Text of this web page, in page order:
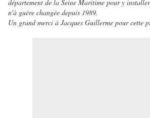
département de la Seine Maritime pour y
n'à guère changée depuis 1989.
Un grand merci à Jacques Guillerme pour cette